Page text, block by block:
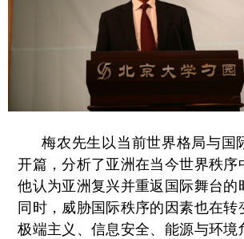
梅农先生以当前世界格局与国
开篇，分析了亚洲在当今世界秩序
他认为亚洲复兴并重返国际舞台的
同时，威胁国际秩序的因素也在转
极端主义、信息安全、能源与环境